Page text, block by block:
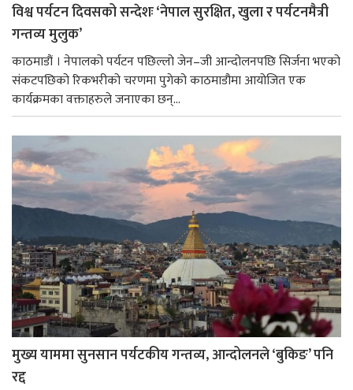
विश्व पर्यटन दिवसको सन्देशः ‘नेपाल सुरक्षित, खुला र पर्यटनमैत्री
गन्तव्य मुलुक’
काठमाडौं । नेपालको पर्यटन पछिल्लो जेन–जी आन्दोलनपछि सिर्जना भएको
संकटपछिको रिकभरीको चरणमा पुगेको काठमाडौमा आयोजित एक
कार्यक्रमका वक्ताहरुले जनाएका छन्...
मुख्य याममा सुनसान पर्यटकीय गन्तव्य, आन्दोलनले ‘बुकिङ’ पनि
रद्द